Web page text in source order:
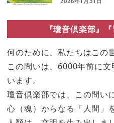
『瓊音倶楽部』
何のために、私たちはこの
この問いは、6000年前に
います。
瓊音倶楽部では、この問い
心（魂）からなる「人間」